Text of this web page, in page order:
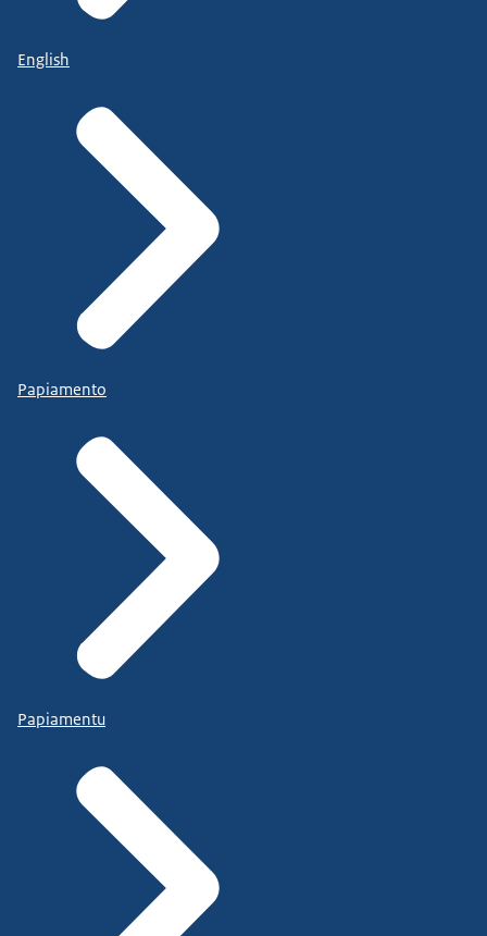
English
Papiamento
Papiamentu